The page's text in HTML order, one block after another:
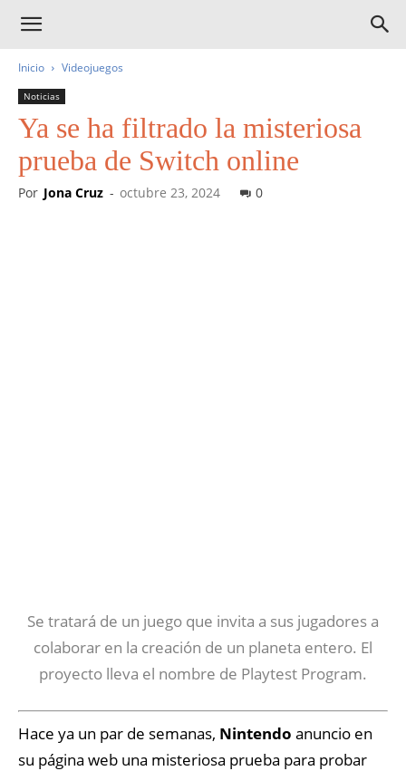
Inicio Videojuegos
Noticias
Ya se ha filtrado la misteriosa
prueba de Switch online
Por Jona Cruz - octubre 23, 2024 0
Se tratará de un juego que invita a sus jugadores a
colaborar en la creación de un planeta entero. El
proyecto lleva el nombre de Playtest Program.
Hace ya un par de semanas, Nintendo anuncio en
su página web una misteriosa prueba para probar